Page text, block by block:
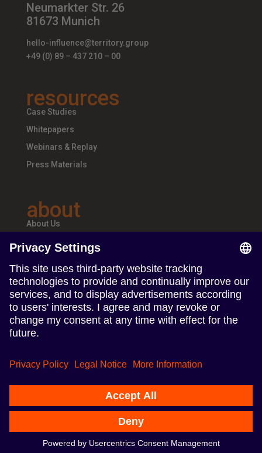
Neumarkter Str. 26
81673 Munich
hello-influence@territory.group
+49 (0) 89 – 437 210 – 00
resources
Case Studies
Whitepapers
Webinars & Replay
Press Materials
about
About Us
Teams & Offices
follow us
Follow us on Linkedin
Follow us on Instagram
Privacy Policy Nasze biura
© 2024 TERRITORY Influence